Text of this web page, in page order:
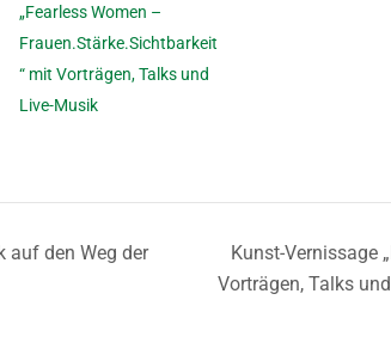
„Fearless Women –
Frauen.Stärke.Sichtbarkeit
“ mit Vorträgen, Talks und
Live-Musik
auf den Weg der
Kunst-Vernissage
Vorträgen, Talks